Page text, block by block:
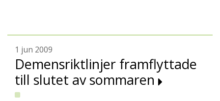
1 jun 2009
Demensriktlinjer framflyttade
till slutet av sommaren